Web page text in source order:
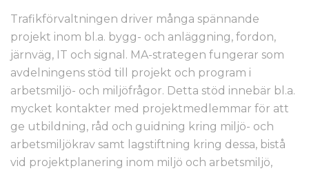
Trafikförvaltningen driver många spännande
projekt inom bl.a. bygg- och anläggning, fordon,
järnväg, IT och signal. MA-strategen fungerar som
avdelningens stöd till projekt och program i
arbetsmiljö- och miljöfrågor. Detta stöd innebär bl.a.
mycket kontakter med projektmedlemmar för att
ge utbildning, råd och guidning kring miljö- och
arbetsmiljökrav samt lagstiftning kring dessa, bistå
vid projektplanering inom miljö och arbetsmiljö,